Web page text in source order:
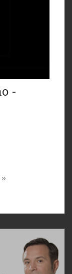
-
»